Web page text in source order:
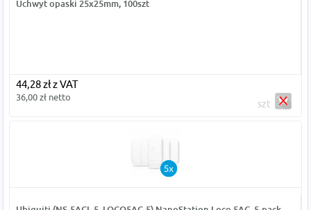
Uchwyt opaski 25x25mm, 100szt
44,28 zł z VAT
36,00 zł netto
szt